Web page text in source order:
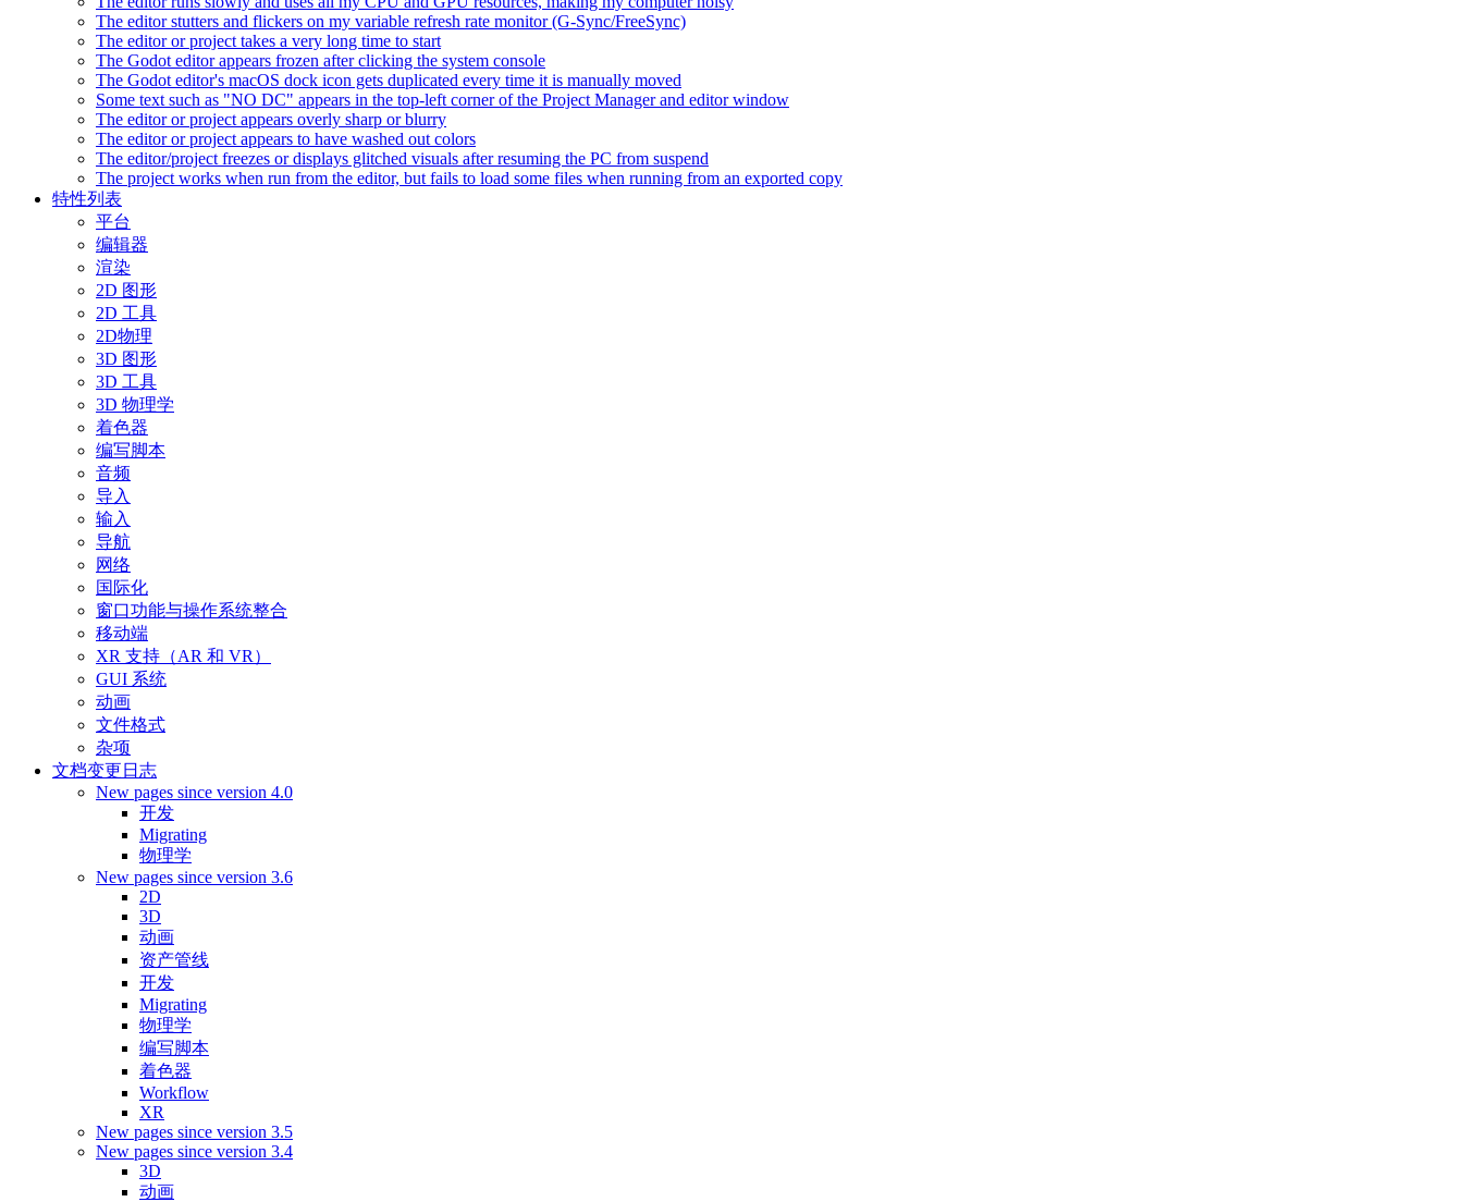
The editor stutters and flickers on my variable refresh rate monitor (G-Sync/FreeSync)
The editor or project takes a very long time to start
The Godot editor appears frozen after clicking the system console
The Godot editor's macOS dock icon gets duplicated every time it is manually moved
Some text such as "NO DC" appears in the top-left corner of the Project Manager and editor window
The editor or project appears overly sharp or blurry
The editor or project appears to have washed out colors
The editor/project freezes or displays glitched visuals after resuming the PC from suspend
The project works when run from the editor, but fails to load some files when running from an exported copy
特性列表
平台
编辑器
渲染
2D 图形
2D 工具
2D物理
3D 图形
3D 工具
3D 物理学
着色器
编写脚本
音频
导入
输入
导航
网络
国际化
窗口功能与操作系统整合
移动端
XR 支持（AR 和 VR）
GUI 系统
动画
文件格式
杂项
文档变更日志
New pages since version 4.0
开发
Migrating
物理学
New pages since version 3.6
2D
3D
动画
资产管线
开发
Migrating
物理学
编写脚本
着色器
Workflow
XR
New pages since version 3.5
New pages since version 3.4
3D
动画